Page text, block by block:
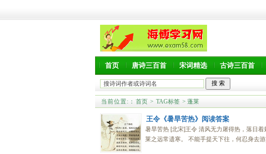
首页 唐诗三百首 宋词精选 古诗三百首
当前位置: ： 首页 > TAG标签 > 蓬莱
王令《暑旱苦热》阅读答案
暑旱苦热 [北宋]王令 清风无力屠得热，落日
莱之远常遗寒。 不能手提天下往，何忍身去